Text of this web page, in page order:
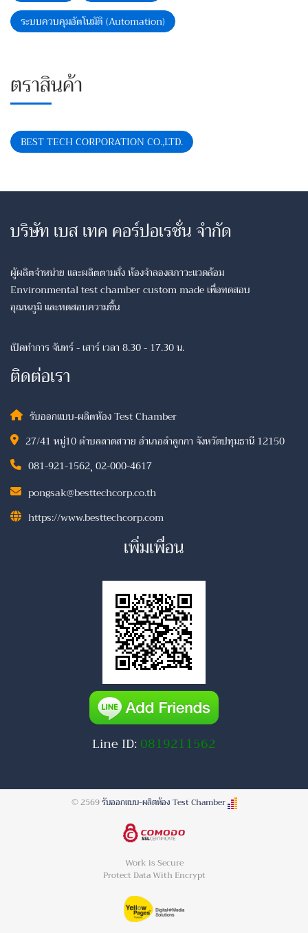
ระบบควบคุมอัตโนมัติ (Automation)
ตราสินค้า
BEST TECH CORPORATION CO.,LTD.
บริษัท เบส เทค คอร์ปอเรชั่น จำกัด
ผู้ผลิตจำหน่าย และผลิตตามสั่ง ห้องจำลองสภาวะแวดล้อม
Environmental test chamber custom made เพื่อทดสอบ
อุณหภูมิ และทดสอบความชื้น
เปิดทำการ จันทร์ - เสาร์ เวลา 8.30 - 17.30 น.
ติดต่อเรา
รับออกแบบ-ผลิตห้อง Test Chamber
27/41 หมู่10 ตำบลลาดสวาย อำเภอลำลูกกา จังหวัดปทุมธานี 12150
081-921-1562, 02-000-4617
pongsak@besttechcorp.co.th
https://www.besttechcorp.com
เพิ่มเพื่อน
Line ID:0819211562
© 2569รับออกแบบ-ผลิตห้อง Test Chamber
Work is Secure
Protect Data With Encrypt